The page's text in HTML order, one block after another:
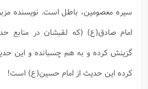
سیره معصومین، باطل است. نویسنده
امام صادق(ع) (که لقبشان در منابع
گزینش کرده و به هم چسبانده و این
کرده این حدیث از امام حسین(ع) است!